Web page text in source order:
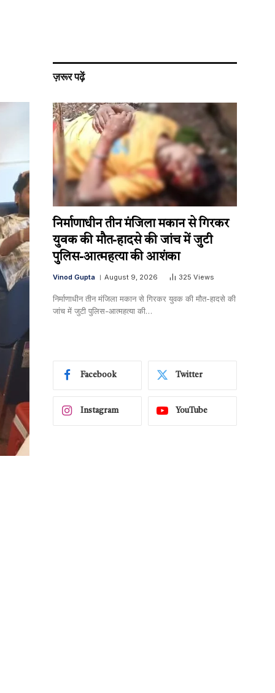
ज़रूर पढ़ें
निर्माणाधीन तीन मंजिला मकान से गिरकर
युवक की मौत-हादसे की जांच में जुटी
पुलिस-आत्महत्या की आशंका
Vinod Gupta August 9, 2026 325 Views
निर्माणाधीन तीन मंजिला मकान से गिरकर युवक की मौत-हादसे की
जांच में जुटी पुलिस-आत्महत्या की…
Facebook Twitter
Instagram YouTube